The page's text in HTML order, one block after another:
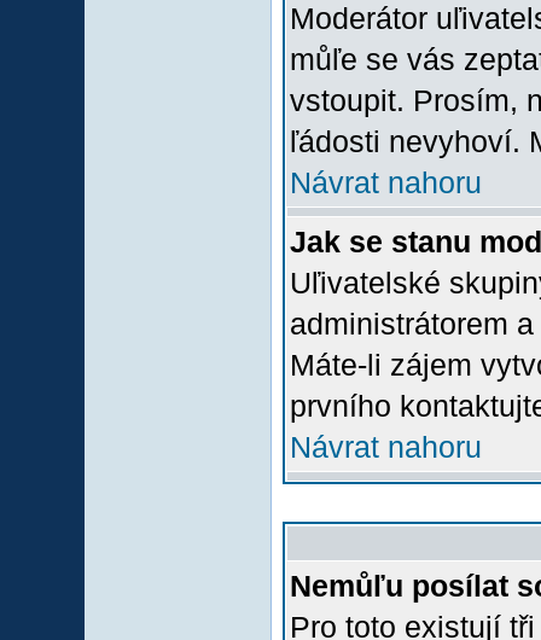
Moderátor
můľe se vás
vstoupit. Prosím,
ľádosti nevyhoví.
Návrat nahoru
Jak se stanu
Uľivatelské
administrátorem
Máte-li zájem
prvního
Návrat nahoru
Nemůľu posílat
Pro toto existují